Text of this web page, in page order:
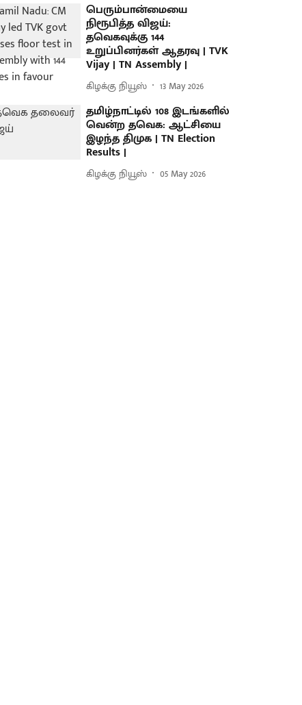
பெரும்பான்மையை
நிரூபித்த விஜய்:
தவெகவுக்கு 144
உறுப்பினர்கள் ஆதரவு | TVK
Vijay | TN Assembly |
கிழக்கு நியூஸ் 13 May 2026
தமிழ்நாட்டில் 108 இடங்களில்
வென்ற தவெக: ஆட்சியை
இழந்த திமுக | TN Election
Results |
கிழக்கு நியூஸ் 05 May 2026